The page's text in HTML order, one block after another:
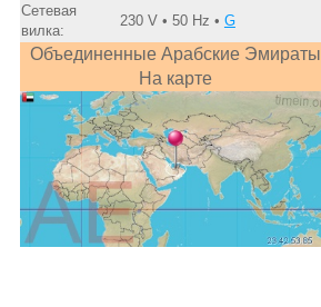
Сетевая
вилка:
230 V • 50 Hz • G
Объединенные Арабские Эмираты
На карте